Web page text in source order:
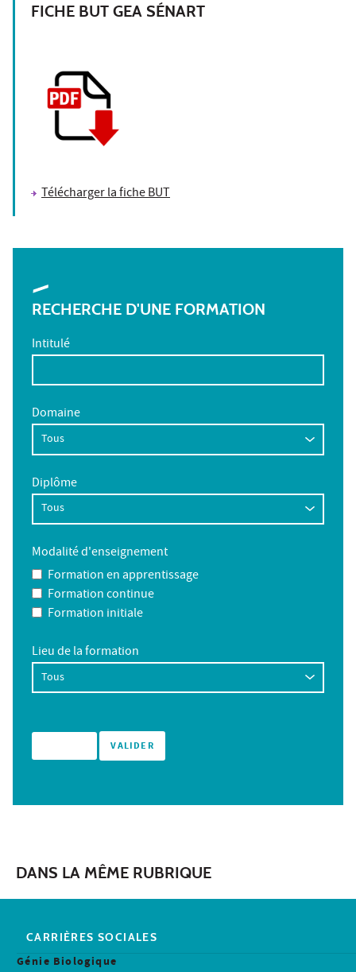
FICHE BUT GEA SÉNART
Télécharger la fiche BUT
RECHERCHE D'UNE FORMATION
Intitulé
Domaine
Diplôme
Modalité d'enseignement
Formation en apprentissage
Formation continue
Formation initiale
Lieu de la formation
DANS LA MÊME RUBRIQUE
CARRIÈRES SOCIALES
Génie Biologique